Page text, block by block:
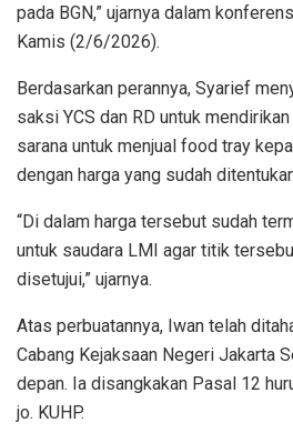
pada BGN,” ujarnya dalam
Kamis (2/6/2026).
Berdasarkan perannya, Syarief
saksi YCS dan RD untuk
sarana untuk menjual food tray
dengan harga yang sudah
“Di dalam harga tersebut sudah
untuk saudara LMI agar titik
disetujui,” ujarnya.
Atas perbuatannya, Iwan telah
Cabang Kejaksaan Negeri Jakarta
depan. Ia disangkakan Pasal 12
jo. KUHP.